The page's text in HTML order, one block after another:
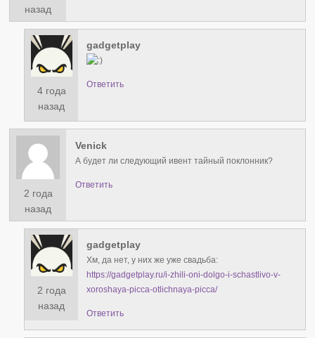
назад
4 года
назад
gadgetplay
Ответить
2 года
назад
Venick
А будет ли следующий ивент тайный поклонник?
Ответить
2 года
назад
gadgetplay
Хм, да нет, у них же уже свадьба:
https://gadgetplay.ru/i-zhili-oni-dolgo-i-schastlivo-v-
xoroshaya-picca-otlichnaya-picca/
Ответить